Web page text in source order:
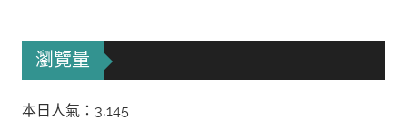
瀏覽量
本日人氣：3,145